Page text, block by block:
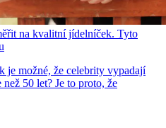
na kvalitní jídelníček. Tyto
je možné, že celebrity vypadají
50 let? Je to proto, že